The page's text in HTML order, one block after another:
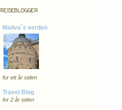
REISEBLOGGER
Maliva`s verden
for ett år siden
Travel Blog
for 2 år siden